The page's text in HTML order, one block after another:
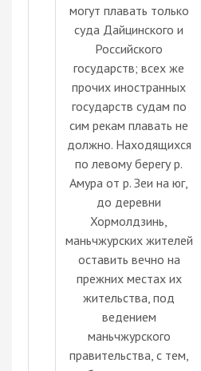
могут плавать только
суда Дайцинского и
Российского
государств; всех же
прочих иностранных
государств судам по
сим рекам плавать не
должно. Находящихся
по левому берегу р.
Амура от р. Зеи на юг,
до деревни
Хормолдзинь,
маньчжурских жителей
оставить вечно на
прежних местах их
жительства, под
ведением
маньчжурского
правительства, с тем,